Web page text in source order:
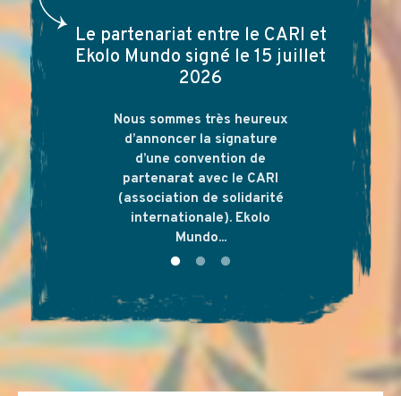
Le partenariat entre le CARI et
Ekolo Mundo signé le 15 juillet
2026
Nous sommes très heureux
d’annoncer la signature
d’une convention de
partenarat avec le CARI
(association de solidarité
internationale). Ekolo
Mundo...